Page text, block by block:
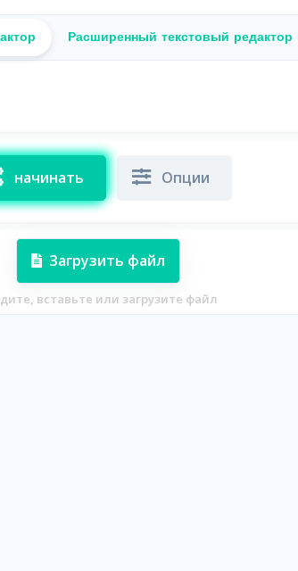
Расширенный текстовый редактор
начинать Опции
Загрузить файл
вставьте или загрузите файл